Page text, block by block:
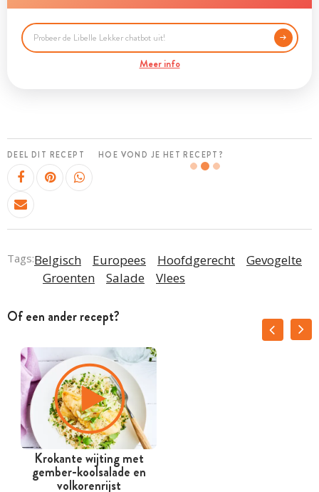
Meer info
DEEL DIT RECEPT HOE VOND JE HET RECEPT?
Tags:Belgisch Europees Hoofdgerecht
Gevogelte
Groenten
Salade Vlees
Of een ander recept?
Krokante wijting met
gember-koolsalade en
volkorenrijst